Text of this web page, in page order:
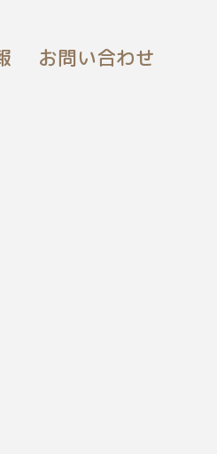
お問い合わせ